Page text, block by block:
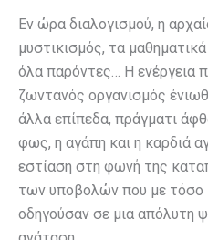
Εν ώρα διαλογισμού, η
μυστικισμός, τα
όλα παρόντες… Η ενέργεια
ζωντανός οργανισμός
άλλα επίπεδα, πράγματι
φως, η αγάπη και η καρδιά
εστίαση στη φωνή της
των υποβολών που με τόσο
οδηγούσαν σε μια απόλυτη